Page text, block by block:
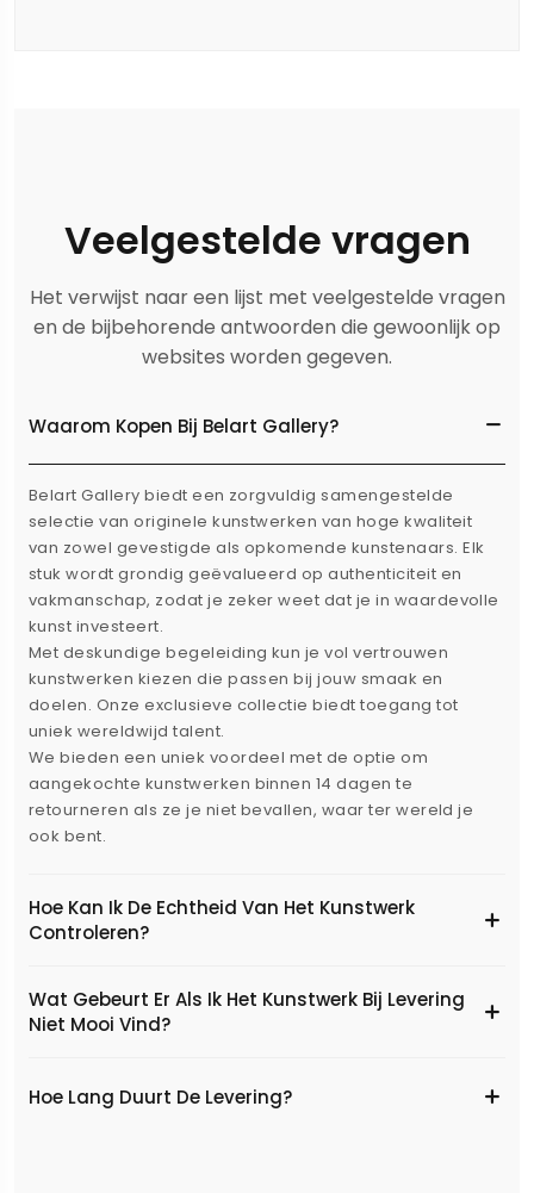
Veelgestelde vragen
Het verwijst naar een lijst met veelgestelde vragen
en de bijbehorende antwoorden die gewoonlijk op
websites worden gegeven.
Waarom Kopen Bij Belart Gallery?
Belart Gallery biedt een zorgvuldig samengestelde
selectie van originele kunstwerken van hoge kwaliteit
van zowel gevestigde als opkomende kunstenaars. Elk
stuk wordt grondig geëvalueerd op authenticiteit en
vakmanschap, zodat je zeker weet dat je in waardevolle
kunst investeert.
Met deskundige begeleiding kun je vol vertrouwen
kunstwerken kiezen die passen bij jouw smaak en
doelen. Onze exclusieve collectie biedt toegang tot
uniek wereldwijd talent.
We bieden een uniek voordeel met de optie om
aangekochte kunstwerken binnen 14 dagen te
retourneren als ze je niet bevallen, waar ter wereld je
ook bent.
Hoe Kan Ik De Echtheid Van Het Kunstwerk
Controleren?
Wat Gebeurt Er Als Ik Het Kunstwerk Bij Levering
Niet Mooi Vind?
Hoe Lang Duurt De Levering?